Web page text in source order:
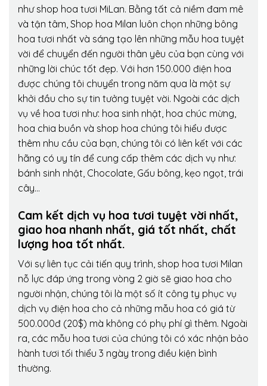
như shop hoa tươi MiLan. Bằng tất cả niềm đam mê
và tận tâm, Shop hoa Milan luôn chọn những bông
hoa tươi nhất và sáng tạo lên những mẫu hoa tuyệt
vời để chuyển đến người thân yêu của bạn cùng với
những lời chúc tốt đẹp. Với hơn 150.000 điện hoa
được chúng tôi chuyển trong năm qua là một sự
khởi đầu cho sự tin tưởng tuyệt vời. Ngoài các dịch
vụ về hoa tươi như: hoa sinh nhật, hoa chúc mừng,
hoa chia buồn và shop hoa chúng tôi hiểu được
thêm nhu cầu của bạn, chúng tôi có liên kết với các
hãng có uy tín để cung cấp thêm các dịch vụ như:
bánh sinh nhật, Chocolate, Gấu bông, kẹo ngọt, trái
cây…
Cam kết dịch vụ hoa tươi tuyệt vời nhất,
giao hoa nhanh nhất, giá tốt nhất, chất
lượng hoa tốt nhất.
Với sự liên tục cải tiến quy trình, shop hoa tươi Milan
nỗ lực đáp ứng trong vòng 2 giờ sẽ giao hoa cho
người nhận, chúng tôi là một số ít công ty phục vụ
dịch vụ điện hoa cho cả những mẫu hoa có giá từ
500.000đ (20$) mà không có phụ phí gì thêm. Ngoài
ra, các mẫu hoa tươi của chúng tôi có xác nhận bảo
hành tươi tối thiểu 3 ngày trong điều kiện bình
thường.